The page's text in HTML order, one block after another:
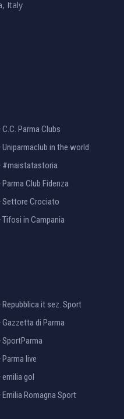
Italy
C.C. Parma Clubs
Uniparmaclub in the world
#maistatastoria
Parma Club Fidenza
Settore Crociato
Tifosi in Campania
Repubblica.it sez. Sport
Gazzetta di Parma
SportParma
Parma live
emilia gol
Emilia Romagna Sport